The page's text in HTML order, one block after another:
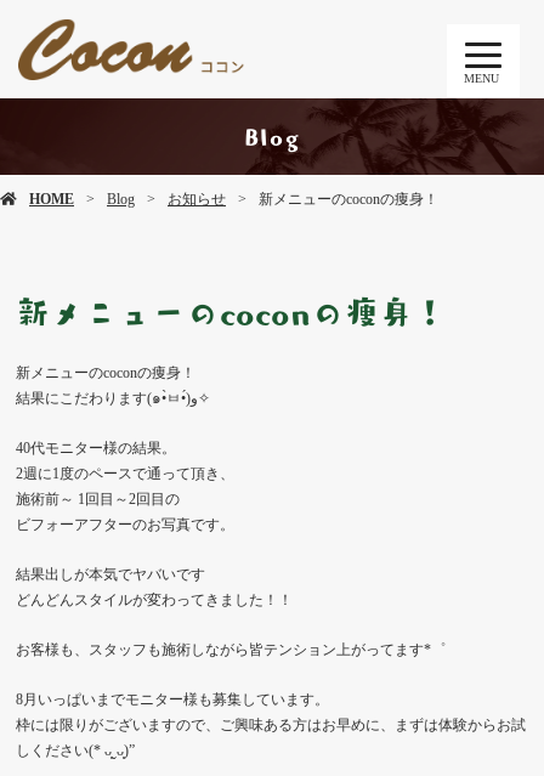
MENU
Blog
HOME Blog お知らせ 新メニューのcoconの痩身！
新メニューのcoconの痩身！
新メニューのcoconの痩身！
結果にこだわります(๑•̀ㅂ•́)و✧
40代モニター様の結果。
2週に1度のペースで通って頂き、
施術前～ 1回目～2回目の
ビフォーアフターのお写真です。
結果出しが本気でヤバいです
どんどんスタイルが変わってきました！！
お客様も、スタッフも施術しながら皆テンション上がってます*゜
8月いっぱいまでモニター様も募集しています。
枠には限りがございますので、ご興味ある方はお早めに、まずは体験からお試
しください(* ᴗ͈ˬᴗ͈)”